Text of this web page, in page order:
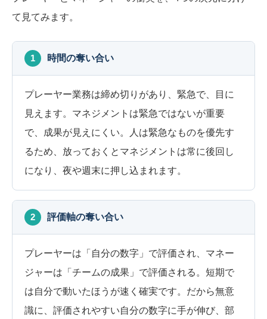
て見てみます。
1 時間の奪い合い
プレーヤー業務は締め切りがあり、緊急で、目に
見えます。マネジメントは緊急ではないが重要
で、成果が見えにくい。人は緊急なものを優先す
るため、放っておくとマネジメントは常に後回し
になり、夜や週末に押し込まれます。
2 評価軸の奪い合い
プレーヤーは「自分の数字」で評価され、マネー
ジャーは「チームの成果」で評価される。短期で
は自分で動いたほうが速く確実です。だから無意
識に、評価されやすい自分の数字に手が伸び、部